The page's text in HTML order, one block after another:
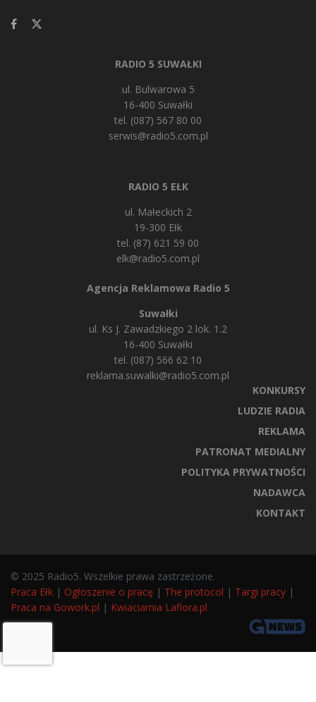
RADIO 5 SUWAŁKI
ul. Bulwarowa 5
16-400 Suwałki
tel. (087) 567 80 00
serwis@radio5.com.pl
RADIO 5 EŁK
ul. Małeckich 2
19-300 Ełk
tel. (87) 621 59 00
elk@radio5.com.pl
Agencja Reklamowa Radio 5
Suwałki
ul. Ks J. Zawadzkiego 2 lok. 1.2
16-400 Suwałki
tel. (087) 566 62 10
reklama.suwalki@radio5.com.pl
KONKURSY
LUDZIE RADIA
REKLAMA
PATRONAT MEDIALNY
POLITYKA PRYWATNOŚCI
NADAWCA
KONTAKT
© 2025 Radio5. Wszelkie prawa zastrzeżone.
Praca Ełk | Ogłoszenie o pracę | The protocol | Targi pracy |
Praca na Gowork.pl | Kwiaciarnia Laflora.pl